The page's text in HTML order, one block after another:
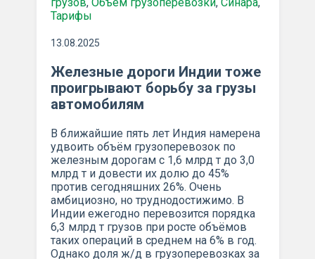
Тарифы
13.08.2025
Железные дороги Индии тоже
проигрывают борьбу за грузы
автомобилям
В ближайшие пять лет Индия намерена
удвоить объём грузоперевозок по
железным дорогам с 1,6 млрд т до 3,0
млрд т и довести их долю до 45%
против сегодняшних 26%. Очень
амбициозно, но труднодостижимо. В
Индии ежегодно перевозится порядка
6,3 млрд т грузов при росте объёмов
таких операций в среднем на 6% в год.
Однако доля ж/д в грузоперевозках за